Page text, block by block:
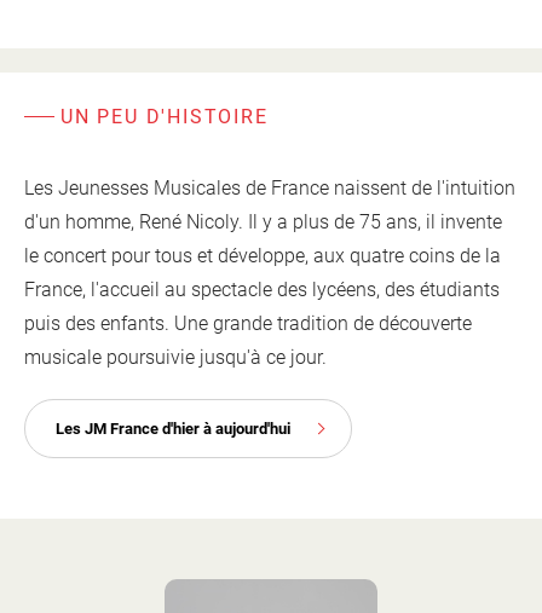
UN PEU D'HISTOIRE
Les Jeunesses Musicales de France naissent de l'intuition
d'un homme, René Nicoly. Il y a plus de 75 ans, il invente
le concert pour tous et développe, aux quatre coins de la
France, l'accueil au spectacle des lycéens, des étudiants
puis des enfants. Une grande tradition de découverte
musicale poursuivie jusqu'à ce jour.
Les JM France d'hier à aujourd'hui